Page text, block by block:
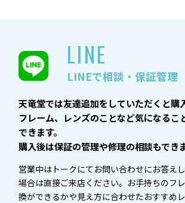
LINE
LINEで相談・保証管理
天竜堂では友達追加をしていただくと購
フレーム、レンズのことなど気になるこ
できます。
購入後は保証の管理や修理の相談もできま
営業中はトークにてお問い合わせにお答え
場合は直接ご来店ください。お手持ちのフ
換ができるかや見え方に合わせたおすすめレ